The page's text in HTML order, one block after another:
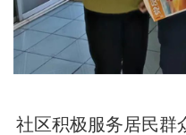
社区积极服务居民群